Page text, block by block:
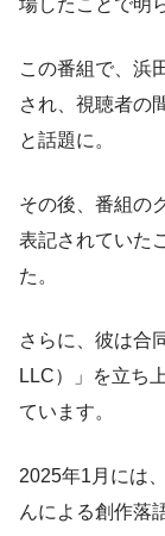
場したことで明
この番組で、浜
され、視聴者の
と話題に。
その後、番組の
表記されていた
た。
さらに、彼は合
LLC）」を立ち
ています。
2025年1月には
んによる創作落